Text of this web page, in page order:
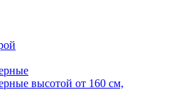
высотой от 160 см,